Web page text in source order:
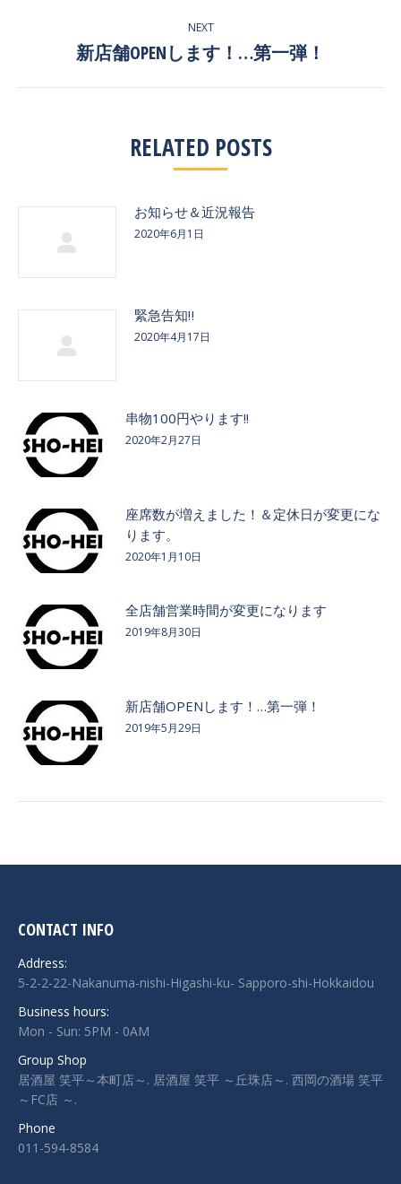
NEXT
Next
新店舗OPENします！…第一弾！
RELATED POSTS
お知らせ＆近況報告
2020年6月1日
緊急告知‼
2020年4月17日
串物100円やります!!
2020年2月27日
座席数が増えました！＆定休日が変更にな
ります。
2020年1月10日
全店舗営業時間が変更になります
2019年8月30日
新店舗OPENします！…第一弾！
2019年5月29日
CONTACT INFO
Address:
5-2-2-22-Nakanuma-nishi-Higashi-ku- Sapporo-shi-Hokkaidou
Business hours:
Mon - Sun: 5PM - 0AM
Group Shop
居酒屋 笑平～本町店～. 居酒屋 笑平 ～丘珠店～. 西岡の酒場 笑平
～FC店 ～.
Phone
011-594-8584